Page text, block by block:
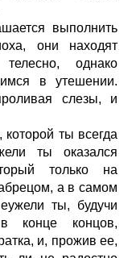
выполнить
они находят
однако
в утешении.
слезы, и
которой ты всегда
ты оказался
только на
а в самом
ты, будучи
конце концов,
и, прожив ее,